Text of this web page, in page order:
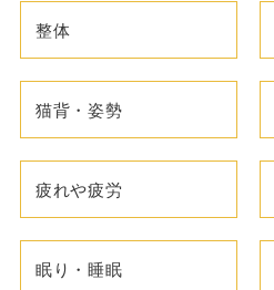
整体
猫背・姿勢
疲れや疲労
眠り・睡眠